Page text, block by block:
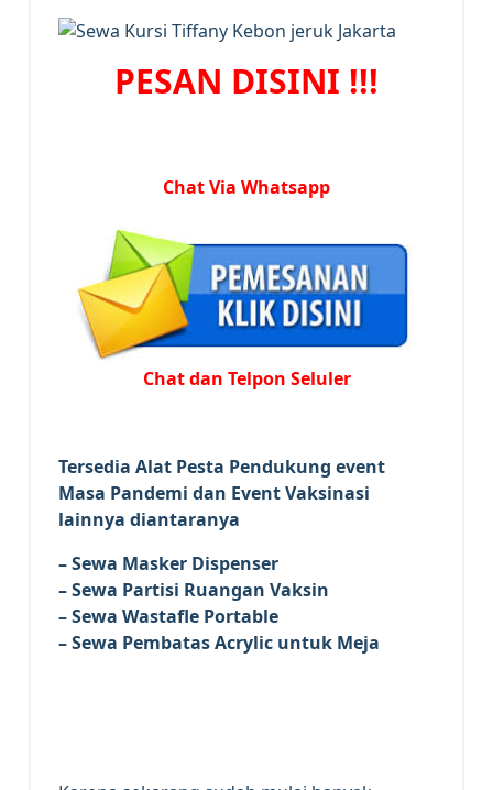
PESAN DISINI !!!
Chat Via Whatsapp
Chat dan Telpon Seluler
Tersedia Alat Pesta Pendukung event
Masa Pandemi dan Event Vaksinasi
lainnya diantaranya
– Sewa Masker Dispenser
– Sewa Partisi Ruangan Vaksin
– Sewa Wastafle Portable
– Sewa Pembatas Acrylic untuk Meja